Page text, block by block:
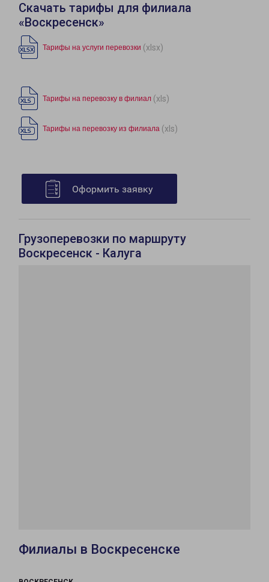
Скачать тарифы для филиала
«Воскресенск»
Тарифы на услуги перевозки (xlsx)
Тарифы на перевозку в филиал (xls)
Тарифы на перевозку из филиала (xls)
Оформить заявку
Грузоперевозки по маршруту
Воскресенск - Калуга
Филиалы в Воскресенске